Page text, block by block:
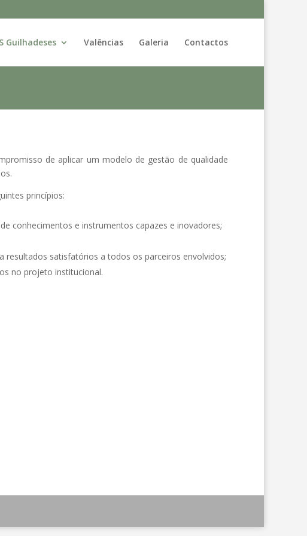
Guilhadeses Valências Galeria Contactos
de aplicar um modelo de gestão de qualidade
princípios:
conhecimentos e instrumentos capazes e inovadores;
resultados satisfatórios a todos os parceiros envolvidos;
no projeto institucional.